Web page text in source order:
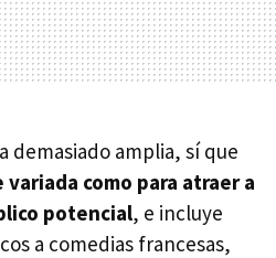
demasiado amplia, sí que
como para atraer a
potencial, e incluye
a comedias francesas,